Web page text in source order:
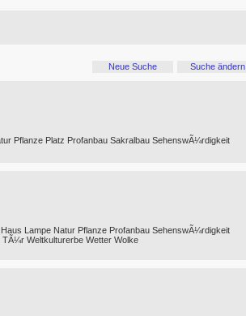
Neue Suche Suche ändern
Pflanze Platz Profanbau Sakralbau SehenswÃ¼rdigkeit
Lampe Natur Pflanze Profanbau SehenswÃ¼rdigkeit
Weltkulturerbe Wetter Wolke